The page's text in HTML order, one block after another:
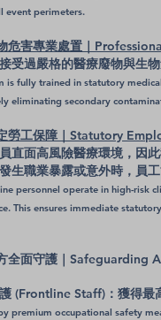
event perimeters.
危害專業處置｜
受過嚴格的醫療廢物與生
is fully trained in statutory
eliminating secondary
勞工保障｜Statutory
直面高風險醫療環境，因
生職業暴露或意外時，員
personnel operate in high-risk
This ensures immediate
全面守護｜Safeguarding
(Frontline Staff)：獲得最
premium occupational safety